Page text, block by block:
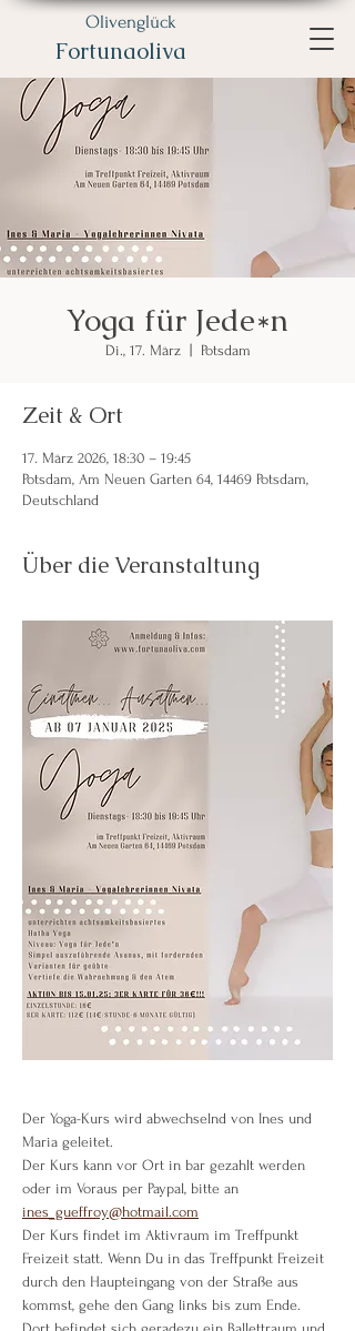
Olivenglück
Fortunaoliva
Yoga für Jede*n
Di., 17. März
  |
Potsdam
Zeit & Ort
17. März 2026, 18:30 – 19:45
Potsdam, Am Neuen Garten 64, 14469 Potsdam,
Deutschland
Über die Veranstaltung
Der Yoga-Kurs wird abwechselnd von Ines und
Maria geleitet.
Der Kurs kann vor Ort in bar gezahlt werden
oder im Voraus per Paypal, bitte an
ines_gueffroy@hotmail.com
Der Kurs findet im Aktivraum im Treffpunkt
Freizeit statt. Wenn Du in das Treffpunkt Freizeit
durch den Haupteingang von der Straße aus
kommst, gehe den Gang links bis zum Ende.